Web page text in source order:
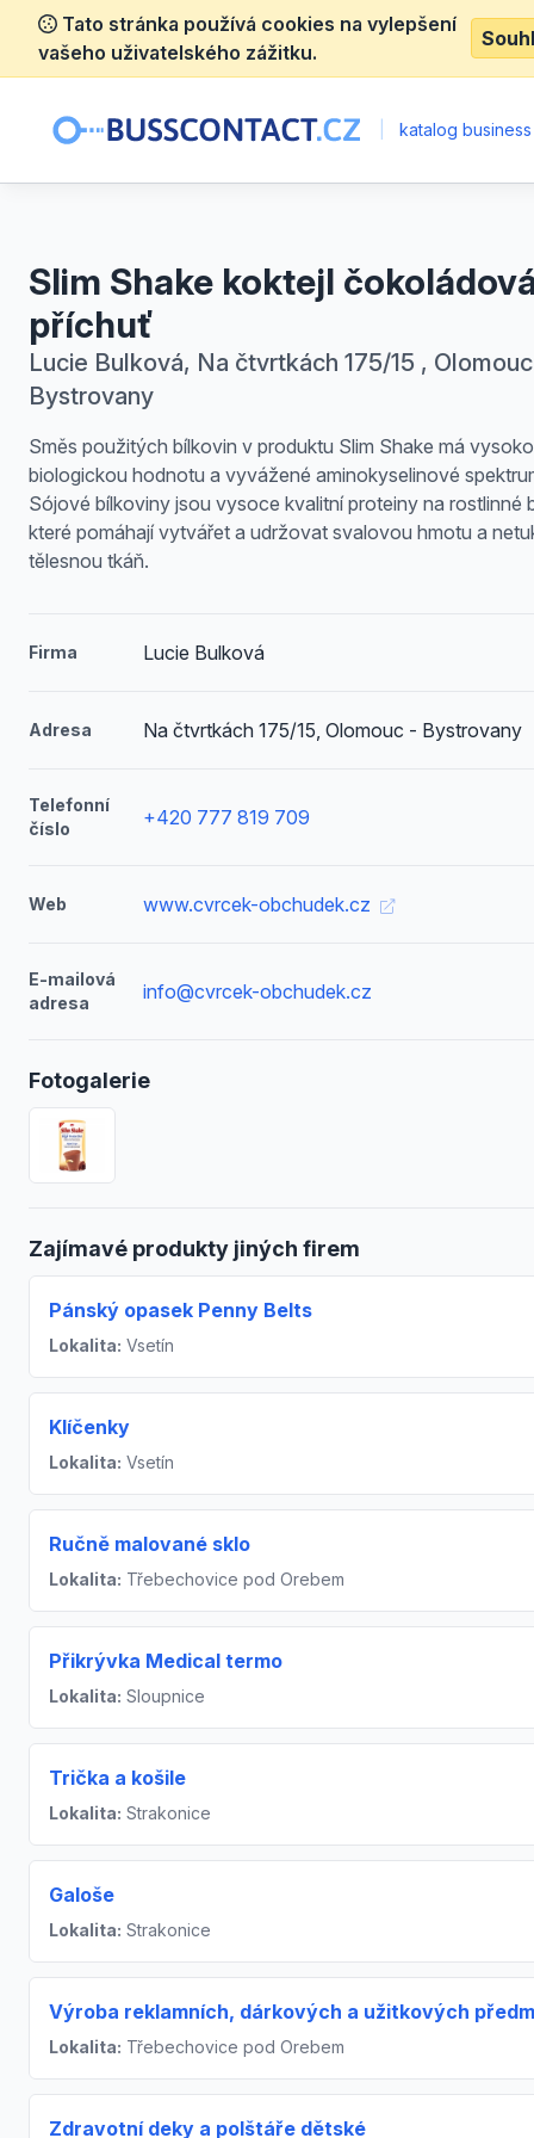
Tato stránka používá cookies na vylepšení
vašeho uživatelského zážitku.
katalog
Slim Shake koktejl
příchuť
Lucie Bulková, Na čtvrtkách 175/15 ,
Bystrovany
Směs použitých bílkovin v produktu Slim Shake má
biologickou hodnotu a vyvážené aminokyselinové
Sójové bílkoviny jsou vysoce kvalitní proteiny na rostlinné
které pomáhají vytvářet a udržovat svalovou hmotu a
tělesnou tkáň.
Firma Lucie Bulková
Adresa Na čtvrtkách 175/15, Olomouc - Bystrovany
Telefonní
číslo
+420 777 819 709
Web www.cvrcek-obchudek.cz
E-mailová
adresa
info@cvrcek-obchudek.cz
Fotogalerie
Zajímavé produkty jiných firem
Pánský opasek Penny Belts
Lokalita: Vsetín
Klíčenky
Lokalita: Vsetín
Ručně malované sklo
Lokalita: Třebechovice pod Orebem
Přikrývka Medical termo
Lokalita: Sloupnice
Trička a košile
Lokalita: Strakonice
Galoše
Lokalita: Strakonice
Výroba reklamních, dárkových a užitkových
Lokalita: Třebechovice pod Orebem
Zdravotní deky a polštáře dětské